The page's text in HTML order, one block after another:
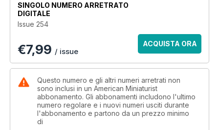
to inspire. It always has been, and once I learned that you
don’t have to be ‘perfect’ to do this, creating has been so
The next time you find yourself getting frustrated while
making something I suggest you stop and reset your purpose
for creating. We are not machines, we are artists who have
the gift to infuse our spiritual essence into our work. Once
you tap into that, you will flourish!
SINGOLO NUMERO ARRETRATO
DIGITALE
Issue 254
€7,99 / issue
ACQUISTA ORA
Questo numero e gli altri numeri arretrati non
sono inclusi in un American Miniaturist
abbonamento. Gli abbonamenti includono l'ultimo
numero regolare e i nuovi numeri usciti durante
l'abbonamento e partono da un prezzo minimo
di